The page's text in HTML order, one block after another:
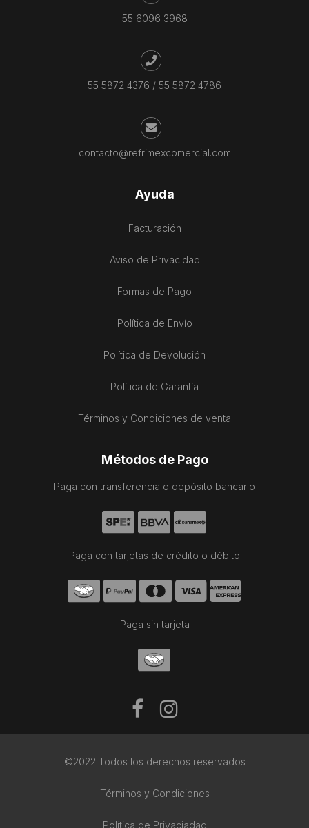
55 6096 3968
55 5872 4376 / 55 5872 4786
contacto@refrimexcomercial.com
Ayuda
Facturación
Aviso de Privacidad
Formas de Pago
Política de Envío
Política de Devolución
Política de Garantía
Términos y Condiciones de venta
Métodos de Pago
Paga con transferencia o depósito bancario
Paga con tarjetas de crédito o débito
Paga sin tarjeta
©2022 Todos los derechos reservados
Términos y Condiciones
Política de Privaciadad